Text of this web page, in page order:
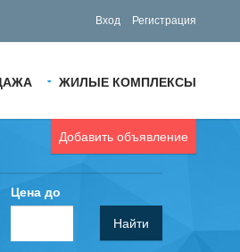
Вход Регистрация
ЖИЛЫЕ КОМПЛЕКСЫ
Добавить объявление
Цена до
Найти